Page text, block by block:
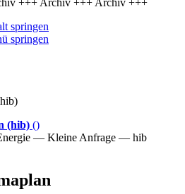
+++ Archiv +++ Archiv +++
springen
springen
(hib) ()
— Kleine Anfrage — hib